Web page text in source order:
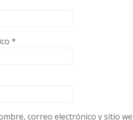
*
correo electrónico y sitio